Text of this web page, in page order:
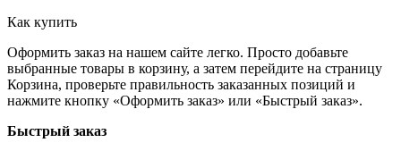
Как купить
Оформить заказ на нашем сайте легко. Просто добавьте
выбранные товары в корзину, а затем перейдите на страницу
Корзина, проверьте правильность заказанных позиций и
нажмите кнопку «Оформить заказ» или «Быстрый заказ».
Быстрый заказ